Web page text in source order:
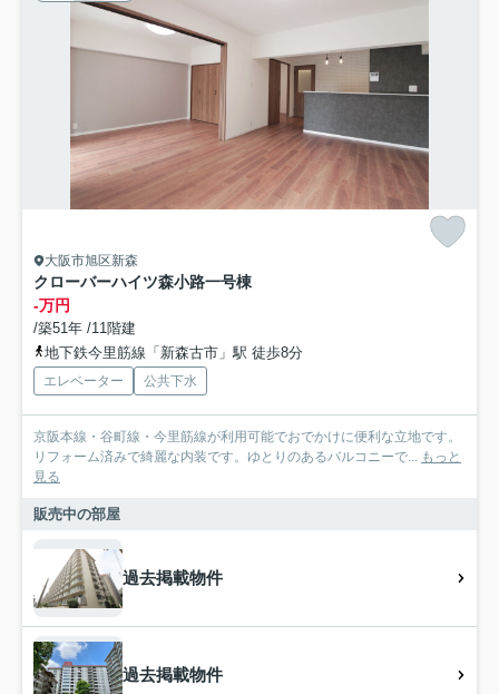
大阪市旭区新森
クローバーハイツ森小路一号棟
-万円
/築51年 /11階建
地下鉄今里筋線「新森古市」駅 徒歩8分
エレベーター 公共下水
京阪本線・谷町線・今里筋線が利用可能でおでかけに便利な立地です。
リフォーム済みで綺麗な内装です。ゆとりのあるバルコニーで... もっと
見る
販売中の部屋
過去掲載物件
過去掲載物件